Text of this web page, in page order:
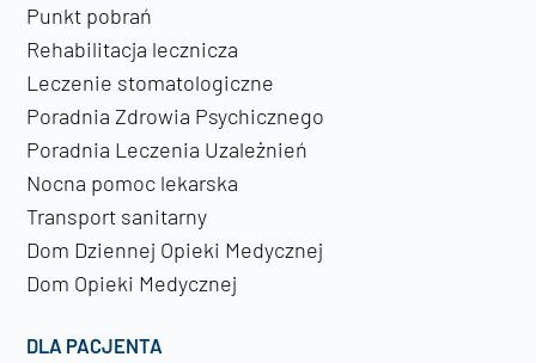
Punkt pobrań
Rehabilitacja lecznicza
Leczenie stomatologiczne
Poradnia Zdrowia Psychicznego
Poradnia Leczenia Uzależnień
Nocna pomoc lekarska
Transport sanitarny
Dom Dziennej Opieki Medycznej
Dom Opieki Medycznej
DLA PACJENTA